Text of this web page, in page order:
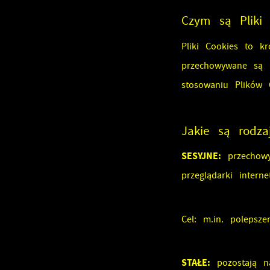
Czym są Pliki
Pliki Cookies to
przechowywane
stosowaniu Plików
Jakie są
SESYJNE:
przeglądarki
Cel: m.in.
STAŁE: pozostają